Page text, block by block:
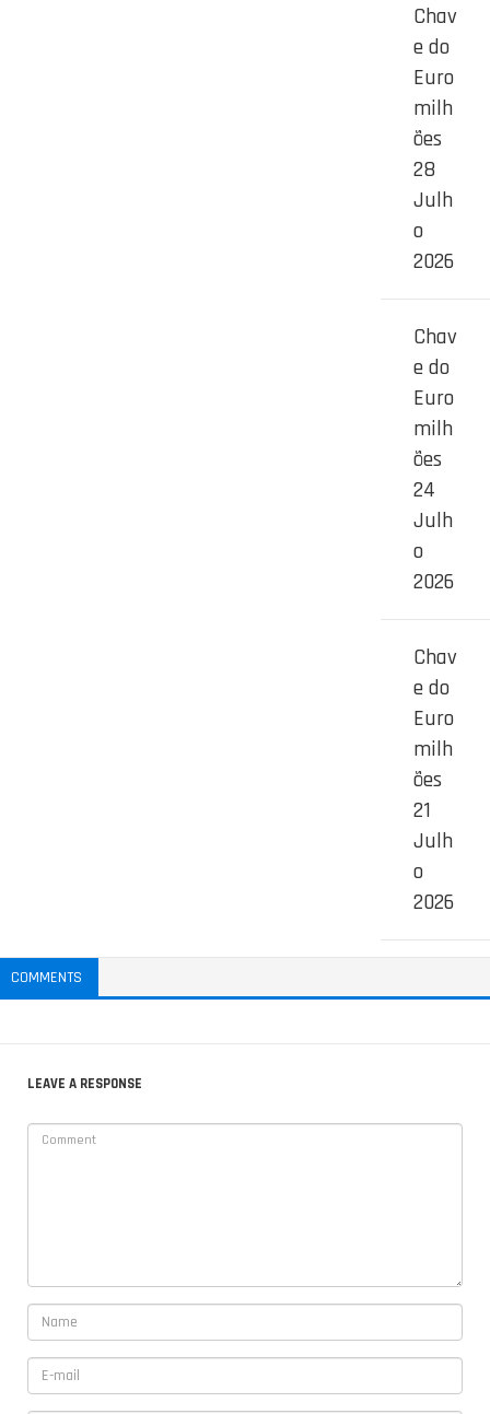
Chav
e do
Euro
milh
ões
28
Julh
o
2026
Chav
e do
Euro
milh
ões
24
Julh
o
2026
Chav
e do
Euro
milh
ões
21
Julh
o
2026
COMMENTS
LEAVE A RESPONSE